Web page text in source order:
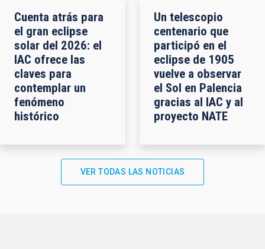
Cuenta atrás para
el gran eclipse
solar del 2026: el
IAC ofrece las
claves para
contemplar un
fenómeno
histórico
Un telescopio
centenario que
participó en el
eclipse de 1905
vuelve a observar
el Sol en Palencia
gracias al IAC y al
proyecto NATE
VER TODAS LAS NOTICIAS